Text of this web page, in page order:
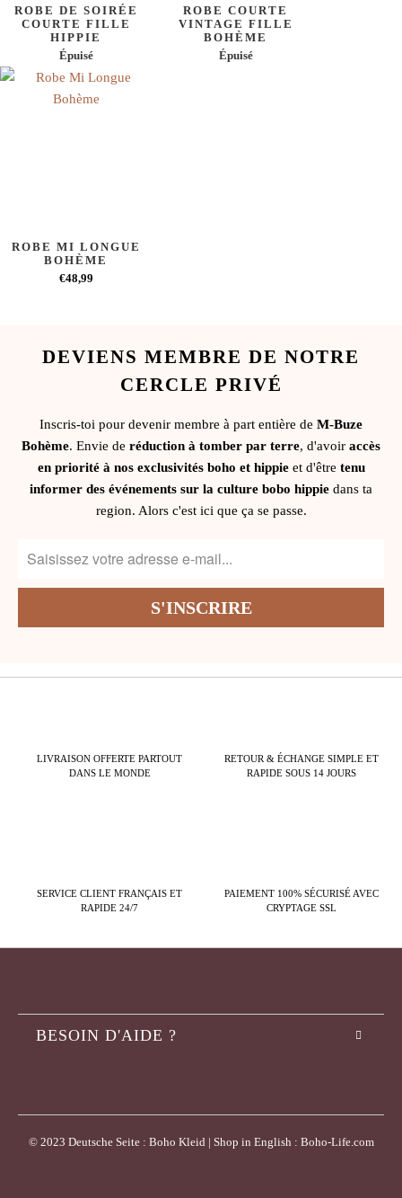
ROBE DE SOIRÉE
COURTE FILLE
HIPPIE
Épuisé
ROBE COURTE
VINTAGE FILLE
BOHÈME
Épuisé
ROBE MI LONGUE
BOHÈME
€48,99
DEVIENS MEMBRE DE NOTRE
CERCLE PRIVÉ
Inscris-toi pour devenir membre à part entière de M-Buze
Bohème. Envie de réduction à tomber par terre, d'avoir accès
en priorité à nos exclusivités boho et hippieet d'être tenu
informer des événements sur la culture bobo hippie dans ta
region. Alors c'est ici que ça se passe.
LIVRAISON OFFERTE PARTOUT
DANS LE MONDE
RETOUR & ÉCHANGE SIMPLE ET
RAPIDE SOUS 14 JOURS
SERVICE CLIENT FRANÇAIS ET
RAPIDE 24/7
PAIEMENT 100% SÉCURISÉ AVEC
CRYPTAGE SSL
BESOIN D'AIDE ?
© 2023 Deutsche Seite : Boho Kleid | Shop in English : Boho-Life.com